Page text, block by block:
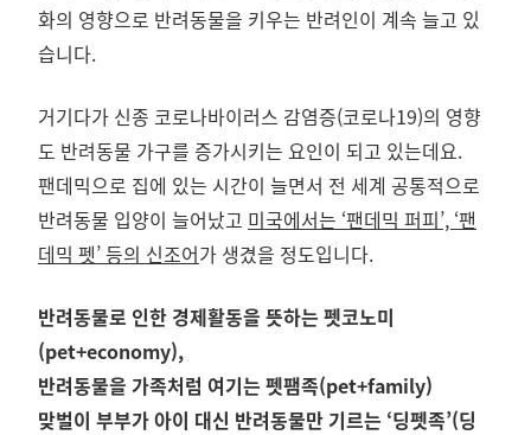
화의 영향으로 반려동물을 키우는 반려인이 계속 늘고 있
습니다.
거기다가 신종 코로나바이러스 감염증(코로나19)의 영향
도 반려동물 가구를 증가시키는 요인이 되고 있는데요.
팬데믹으로 집에 있는 시간이 늘면서 전 세계 공통적으로
반려동물 입양이 늘어났고 미국에서는 ‘팬데믹 퍼피’, ‘팬
데믹 펫’ 등의 신조어가 생겼을 정도입니다.
반려동물로 인한 경제활동을 뜻하는 펫코노미
(pet+economy),
반려동물을 가족처럼 여기는 펫팸족(pet+family)
맞벌이 부부가 아이 대신 반려동물만 기르는 ‘딩펫족’(딩